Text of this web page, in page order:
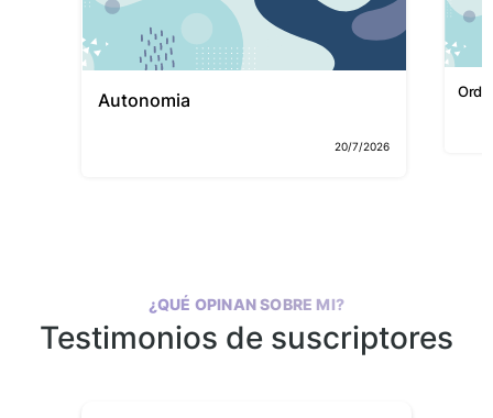
Autonomia
20/7/2026
¿QUÉ OPINAN SOBRE MI?
Testimonios de suscriptores